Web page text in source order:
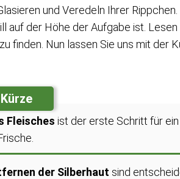
und Veredeln Ihrer
auf der Höhe der Aufgabe ist. Lesen
finden. Nun lassen Sie uns mit der
Fleisches ist der erste Schritt für
der Silberhaut sind